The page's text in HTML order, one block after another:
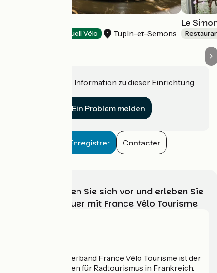
Accueil Vélo Tupin-et-Semons
Le
Haben Sie eine Information zu dieser Einrichtung
Ein Problem melden
Enregistrer Contacter
Wählen, bereiten Sie sich vor und erleben Sie
Ihr Radabenteuer mit France Vélo Tourisme
Der nationale Verband France Vélo Tourisme ist der
offizielle Leitfaden für Radtourismus in Frankreich.